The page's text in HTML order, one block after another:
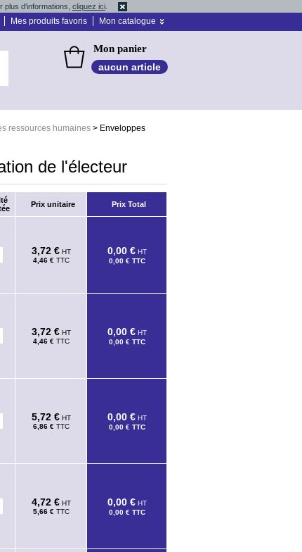
d'informations, cliquez ici
Mes produits favoris Mon catalogue
Mon panier
aucun article
ressources humaines > Enveloppes
de l'électeur
Prix unitaire Prix Total
3,72 € HT
4,46 € TTC
0,00 € HT
0,00 € TTC
3,72 € HT
4,46 € TTC
0,00 € HT
0,00 € TTC
5,72 € HT
6,86 € TTC
0,00 € HT
0,00 € TTC
4,72 € HT
5,66 € TTC
0,00 € HT
0,00 € TTC